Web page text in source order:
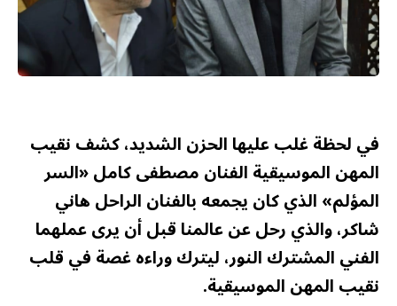
في لحظة غلب عليها الحزن الشديد، كشف نقيب
المهن الموسيقية الفنان مصطفى كامل «السر
المؤلم» الذي كان يجمعه بالفنان الراحل هاني
شاكر، والذي رحل عن عالمنا قبل أن يرى عملهما
الفني المشترك النور، ليترك وراءه غصة في قلب
نقيب المهن الموسيقية.